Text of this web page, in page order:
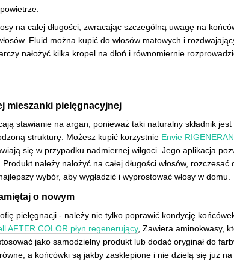
na całej długości, zwracając szczególną uwagę na
Fluid można kupić do włosów matowych i
nałożyć kilka kropel na dłoń i równomiernie
mieszanki pielęgnacyjnej
stawianie na argan, ponieważ taki naturalny składnik
strukturę. Możesz kupić korzystnie Envie
się w przypadku nadmiernej wilgoci. Jego aplikacja
należy nałożyć na całej długości włosów,
wybór, aby wygładzić i wyprostować włosy w domu.
o nowym
pielęgnacji - należy nie tylko poprawić kondycję
AFTER COLOR płyn regenerujący, Zawiera aminokwasy,
jako samodzielny produkt lub dodać oryginał do
a końcówki są jakby zasklepione i nie dzielą się już na